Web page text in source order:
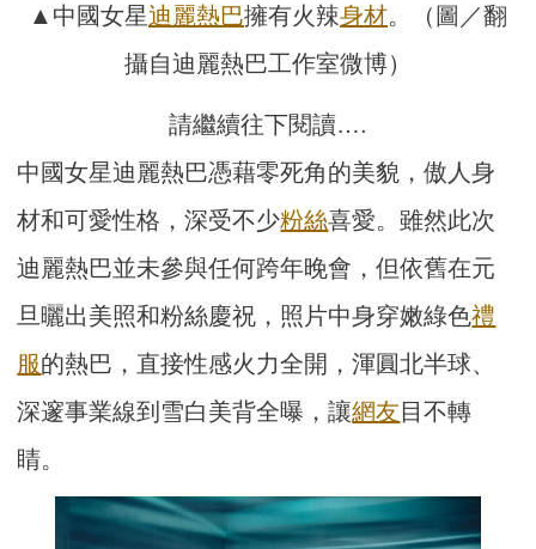
▲中國女星迪麗熱巴擁有火辣身材。（圖／翻
攝自迪麗熱巴工作室微博）
請繼續往下閱讀….
中國女星迪麗熱巴憑藉零死角的美貌，傲人身
材和可愛性格，深受不少粉絲喜愛。雖然此次
迪麗熱巴並未參與任何跨年晚會，但依舊在元
旦曬出美照和粉絲慶祝，照片中身穿嫩綠色禮
服的熱巴，直接性感火力全開，渾圓北半球、
深邃事業線到雪白美背全曝，讓網友目不轉
睛。